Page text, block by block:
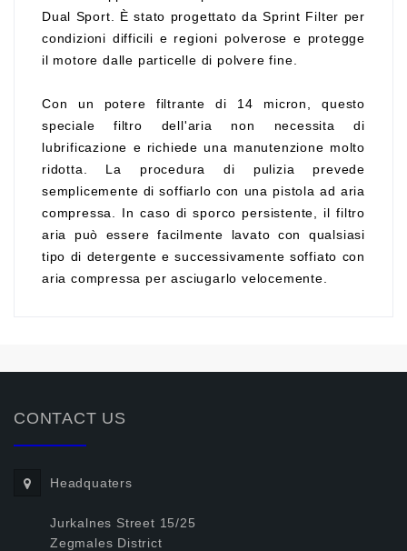
Dual Sport. È stato progettato da Sprint Filter per
condizioni difficili e regioni polverose e protegge
il motore dalle particelle di polvere fine.
Con un potere filtrante di 14 micron, questo
speciale filtro dell'aria non necessita di
lubrificazione e richiede una manutenzione molto
ridotta. La procedura di pulizia prevede
semplicemente di soffiarlo con una pistola ad aria
compressa. In caso di sporco persistente, il filtro
aria può essere facilmente lavato con qualsiasi
tipo di detergente e successivamente soffiato con
aria compressa per asciugarlo velocemente.
CONTACT US
Headquaters
Jurkalnes Street 15/25
Zegmales District